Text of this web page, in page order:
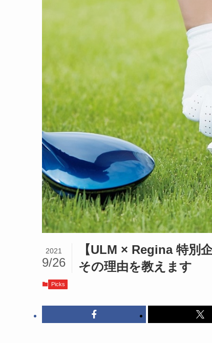
【ULM × Regina 特別
その理由を教えます
2021
9/26
Picks